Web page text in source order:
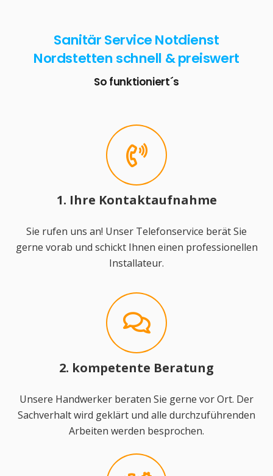
Sanitär Service Notdienst
Nordstetten schnell & preiswert
So funktioniert´s
1. Ihre Kontaktaufnahme
Sie rufen uns an! Unser Telefonservice berät Sie
gerne vorab und schickt Ihnen einen professionellen
Installateur.
2. kompetente Beratung
Unsere Handwerker beraten Sie gerne vor Ort. Der
Sachverhalt wird geklärt und alle durchzuführenden
Arbeiten werden besprochen.